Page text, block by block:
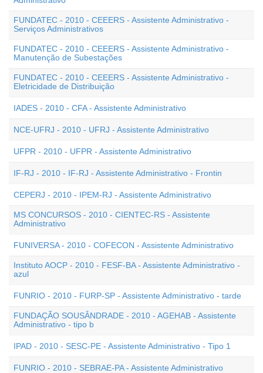
FUNDATEC - 2010 - CEEERS - Assistente Administrativo -
Serviços Administrativos
FUNDATEC - 2010 - CEEERS - Assistente Administrativo -
Manutenção de Subestações
FUNDATEC - 2010 - CEEERS - Assistente Administrativo -
Eletricidade de Distribuição
IADES - 2010 - CFA - Assistente Administrativo
NCE-UFRJ - 2010 - UFRJ - Assistente Administrativo
UFPR - 2010 - UFPR - Assistente Administrativo
IF-RJ - 2010 - IF-RJ - Assistente Administrativo - Frontin
CEPERJ - 2010 - IPEM-RJ - Assistente Administrativo
MS CONCURSOS - 2010 - CIENTEC-RS - Assistente
Administrativo
FUNIVERSA - 2010 - COFECON - Assistente Administrativo
Instituto AOCP - 2010 - FESF-BA - Assistente Administrativo -
azul
FUNRIO - 2010 - FURP-SP - Assistente Administrativo - tarde
FUNDAÇÃO SOUSÂNDRADE - 2010 - AGEHAB - Assistente
Administrativo - tipo b
IPAD - 2010 - SESC-PE - Assistente Administrativo - Tipo 1
FUNRIO - 2010 - SEBRAE-PA - Assistente Administrativo